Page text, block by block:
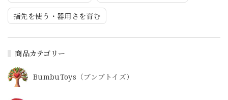
指先を使う・器用さを育む
商品カテゴリー
BumbuToys（ブンブトイズ）